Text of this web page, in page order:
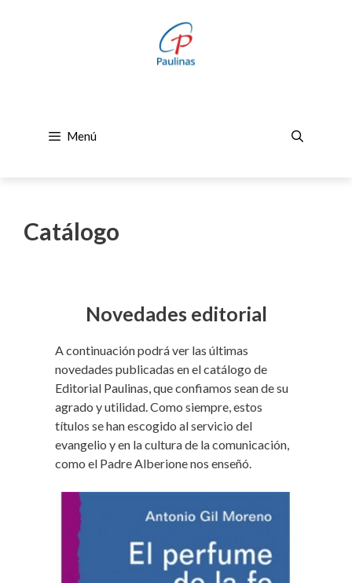
Menú
Catálogo
Novedades editorial
A continuación podrá ver las últimas
novedades publicadas en el catálogo de
Editorial Paulinas, que confiamos sean de su
agrado y utilidad. Como siempre, estos
títulos se han escogido al servicio del
evangelio y en la cultura de la comunicación,
como el Padre Alberione nos enseñó.